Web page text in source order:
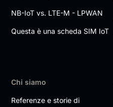
NB-IoT vs. LTE-M - LPWAN
Questa è una scheda SIM IoT
Chi siamo
Referenze e storie di